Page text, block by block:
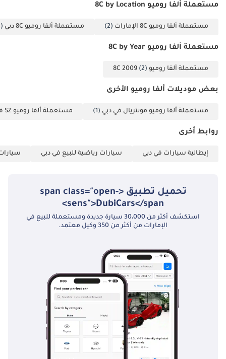
السيارات تبدو
جديدة تقريبًا
على الرغم من
قدمها، وهي
مناسبة تمامًا
للطرق السريعة
التي تتم صيانتها
الإمارات.
مستعملة ألفا روميو 8C by Location
مستعملة ألفا روميو 8C الإمارات (2) مستعملة ألفا روميو 8C دبي (2)
مستعملة ألفا روميو 8C by Year
مستعملة ألفا روميو 8C 2009 (2)
بعض موديلات ألفا روميو الأخرى
مستعملة ألفا روميو مونتريال في دبي (1) مستعملة ألفا روميو SZ في دبي
روابط أخرى
إيطالية سيارات في دبي سيارات رياضية للبيع في دبي
تحميل تطبيق <span class="open-
sens">DubiCars</span>
استكشف أكثر من 30،000 سيارة جديدة ومستعملة للبيع في
الإمارات من أكثر من 350 وكيل معتمد.
الخلاصة
لهواة جمع السيارات الجادين، تُقدّم هذه السيارة 8C Competizione ذات
الإيطالية الأصيلة. إنها الخيار الأمثل لعشاق السيارات في دول مجلس
الأنظار في أي تجمع مرموق للسيارات في المنطقة.
تم إنشاء هذه الإحصاءات بواسطة الذكاء الاصطناعي اعتماداً على بيانات